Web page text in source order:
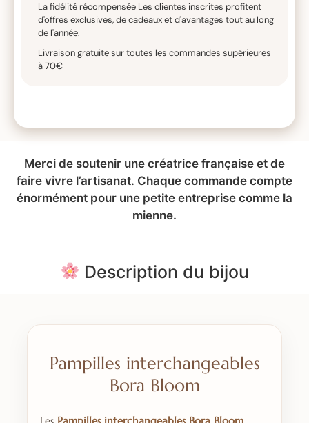
La fidélité récompensée Les clientes inscrites profitent
d'offres exclusives, de cadeaux et d'avantages tout au long
de l'année.
Livraison gratuite sur toutes les commandes supérieures
à 70€
Merci de soutenir une créatrice française et de
faire vivre l’artisanat. Chaque commande compte
énormément pour une petite entreprise comme la
mienne.
Description du bijou
Pampilles interchangeables
Bora Bloom